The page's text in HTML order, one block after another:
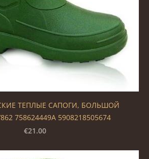
ТЕПЛЫЕ САПОГИ, БОЛЬШОЙ
758624449A 5908218505674
€21.00